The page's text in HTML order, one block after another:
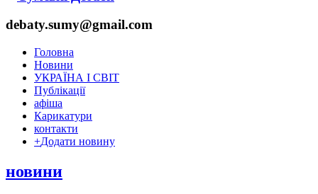
debaty.sumy@gmail.com
Головна
Новини
УКРАЇНА І СВІТ
Публікації
афіша
Карикатури
контакти
+Додати новину
новини